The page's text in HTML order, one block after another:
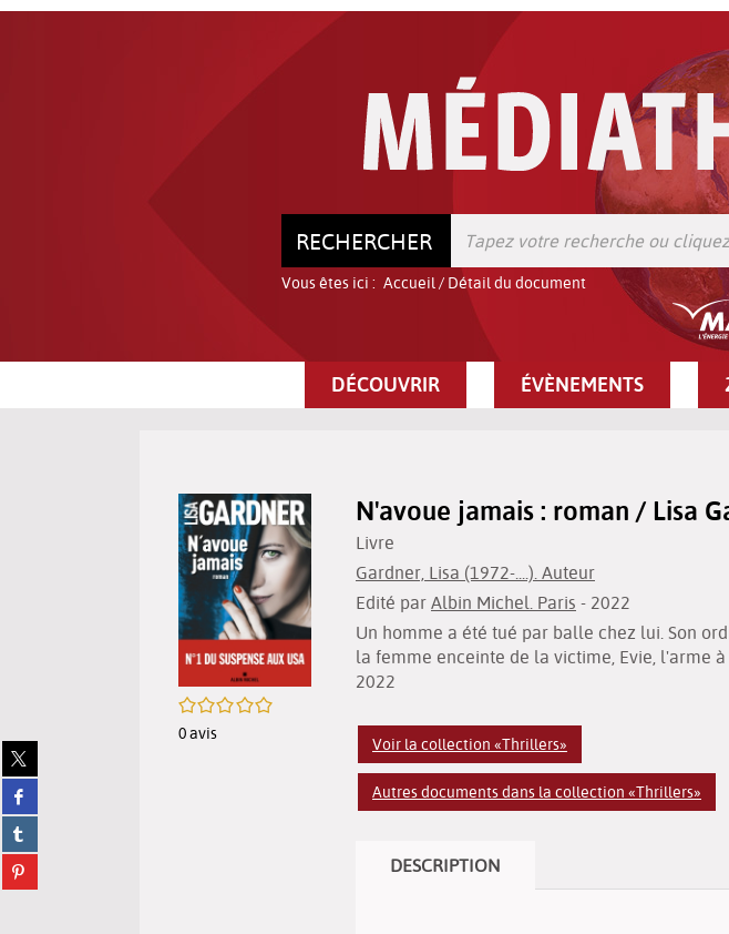
RECHERCHER
Vous êtes ici : Accueil/ Détail du document
DÉCOUVRIR ÉVÈNEMENTS
Partager
sur
twitter
(Nouvelle
fenêtre)
Partager
sur
facebook
(Nouvelle
fenêtre)
Partager
sur
tumblr
(Nouvelle
Partager
sur
/5
0avis
N'avoue jamais : roman / Lisa
Livre
Gardner, Lisa (1972-....). Auteur
Edité par Albin Michel. Paris - 2022
Un homme a été tué par balle chez lui. Son
la femme enceinte de la victime, Evie, l'arme
2022
Voir la collection «Thrillers»
Autres documents dans la collection «Thrillers»
DESCRIPTION